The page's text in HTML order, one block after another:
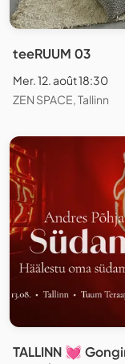
teeRUUM 03
Mer. 12. août 18:30
ZEN SPACE, Tallinn
TALLINN 💓